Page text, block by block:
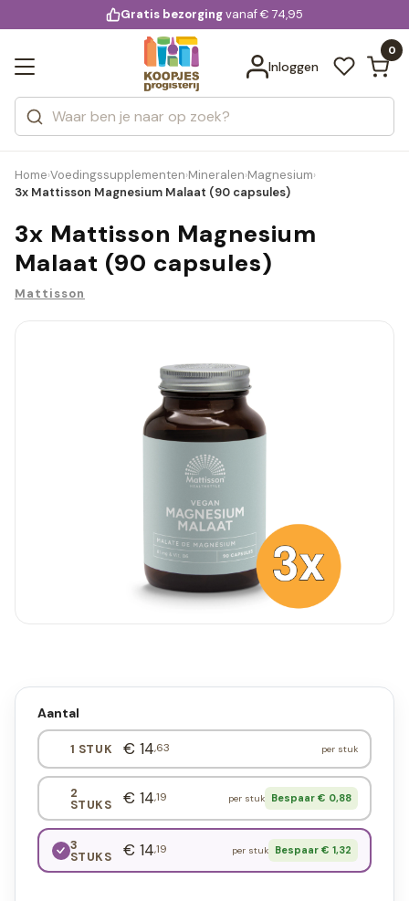
voor 20:00 uur besteld
Gratis bezorgingvanaf € 74,95
Inloggen
0
Zoeken
Categorieën
Merken
Bekijk alle resultaten
Home›Voedingssupplementen›Mineralen›Magnesium›
3x Mattisson Magnesium Malaat (90 capsules)
3x Mattisson Magnesium
Malaat (90 capsules)
Mattisson
Aantal
1 STUK € 14,63 per stuk
2
STUKS € 14,19 per stuk Bespaar € 0,88
3
STUKS € 14,19 per stuk Bespaar € 1,32